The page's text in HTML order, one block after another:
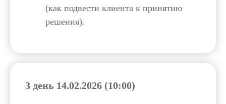
(как подвести клиента к принятию
решения).
3 день 14.02.2026 (10:00)